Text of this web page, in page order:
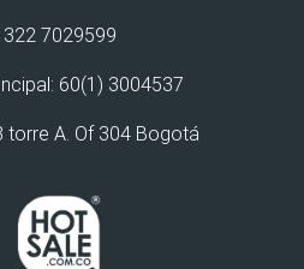
7029599
60(1) 3004537
torre A. Of 304 Bogotá